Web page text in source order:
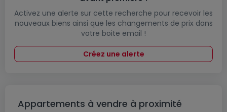
Activez une alerte sur cette recherche pour recevoir les
nouveaux biens ainsi que les changements de prix dans
votre boite email !
Créez une alerte
Appartements à vendre à proximité